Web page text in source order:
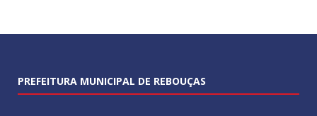
PREFEITURA MUNICIPAL DE REBOUÇAS